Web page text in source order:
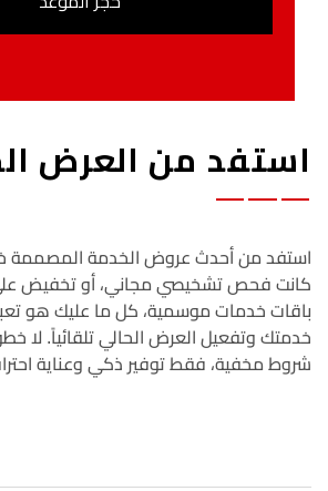
استفد من العرض
استفد من أحدث عروض الخدمة المصممة
كانت فحص تشخيصي مجاني، أو تخفيض على
باقات خدمات موسمية، كل ما عليك هو
خدمتك وتفعيل العرض الحالي تلقائياً. لا
شروط مخفية، فقط توفير ذكي وعناية